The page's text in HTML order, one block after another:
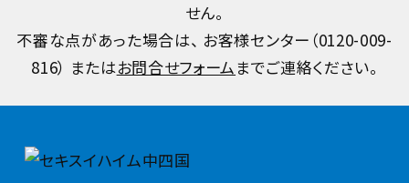
せん。
不審な点があった場合は、 お客様センター（0120-009-
816） またはお問合せフォームまでご連絡ください。